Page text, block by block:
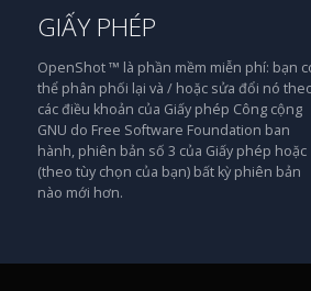
GIẤY PHÉP
OpenShot ™ là phần mềm miễn phí: bạn
thể phân phối lại và / hoặc sửa đổi nó
các điều khoản của Giấy phép Công cộng
GNU do Free Software Foundation ban
hành, phiên bản số 3 của Giấy phép hoặc
(theo tùy chọn của bạn) bất kỳ phiên bản
nào mới hơn.